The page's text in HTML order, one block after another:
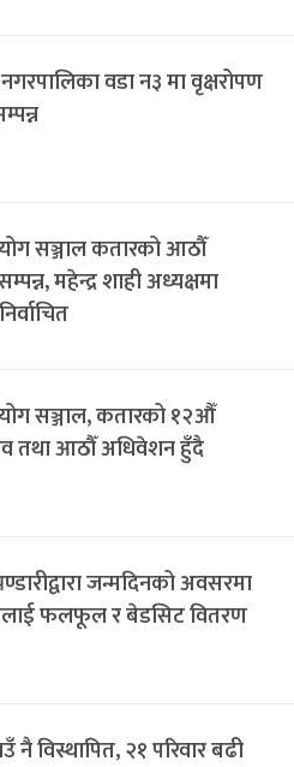
वडा न३ मा वृक्षरोपण
सञ्जाल कतारको आठौँ
महेन्द्र शाही अध्यक्षमा
सञ्जाल, कतारको १२औँ
तथा आठौँ अधिवेशन हुँदै
जन्मदिनको अवसरमा
फलफूल र बेडसिट वितरण
नै विस्थापित, २१ परिवार बढी